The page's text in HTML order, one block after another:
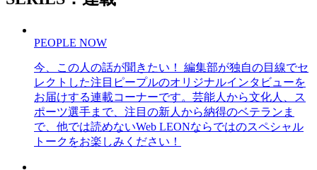
PEOPLE NOW
今、この人の話が聞きたい！ 編集部が独自の目線でセ
レクトした注目ピープルのオリジナルインタビューを
お届けする連載コーナーです。芸能人から文化人、ス
ポーツ選手まで、注目の新人から納得のベテランま
で、他では読めないWeb LEONならではのスペシャル
トークをお楽しみください！